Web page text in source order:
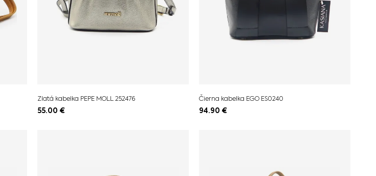
Zlatá kabelka PEPE MOLL 252476
55.00 €
Čierna kabelka EGO ES0240
94.90 €